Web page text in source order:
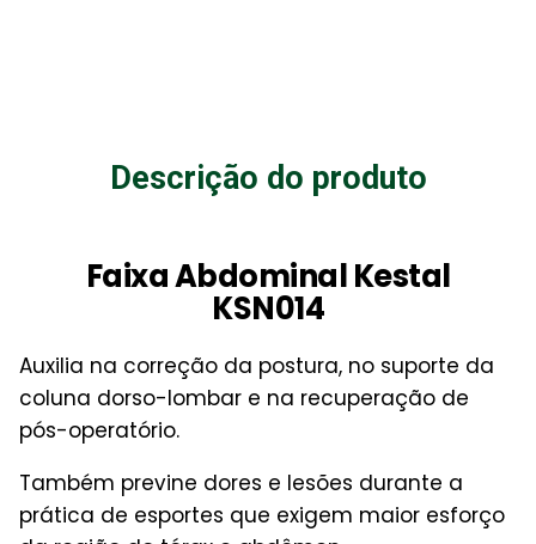
Descrição do produto
Faixa Abdominal Kestal
KSN014
Auxilia na correção da postura, no suporte da
coluna dorso-lombar e na recuperação de
pós-operatório.
Também previne dores e lesões durante a
prática de esportes que exigem maior esforço